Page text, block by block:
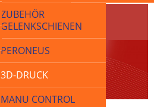
ZUBEHÖR
GELENKSCHIENEN
PERONEUS
3D-DRUCK
MANU CONTROL